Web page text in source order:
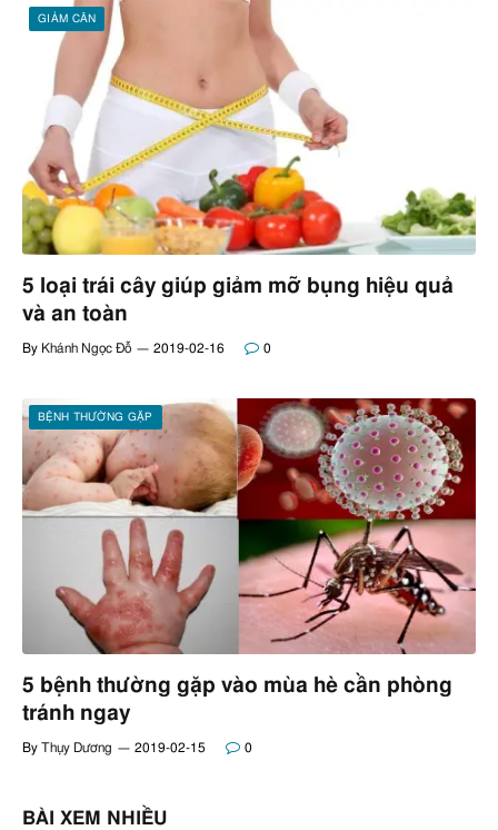
GIẢM CÂN
5 loại trái cây giúp giảm mỡ bụng hiệu quả
và an toàn
By Khánh Ngọc Đỗ 2019-02-16 0
BỆNH THƯỜNG GẶP
5 bệnh thường gặp vào mùa hè cần phòng
tránh ngay
By Thụy Dương 2019-02-15 0
BÀI XEM NHIỀU